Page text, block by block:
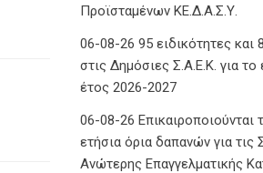
Προϊσταμένων ΚΕ.Δ.Α.Σ.Υ.
06-08-26 95 ειδικότητες και
στις Δημόσιες Σ.Α.Ε.Κ. για το
έτος 2026-2027
06-08-26 Επικαιροποιούνται
ετήσια όρια δαπανών για τις
Ανώτερης Επαγγελματικής